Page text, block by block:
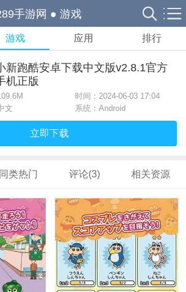
手游网 ● 游戏
游戏 应用 排行
新跑酷安卓下载中文版v2.8.1官方
机正版
时间：2024-06-03 17:04
文
系统：Android
立即下载
同类热门 评论(3) 相关资源